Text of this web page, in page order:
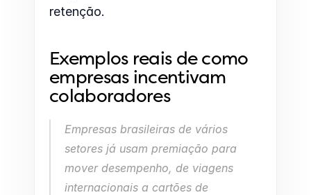
retenção.
Exemplos reais de como
empresas incentivam
colaboradores
Empresas brasileiras de vários
setores já usam premiação para
mover desempenho, de viagens
internacionais a cartões de